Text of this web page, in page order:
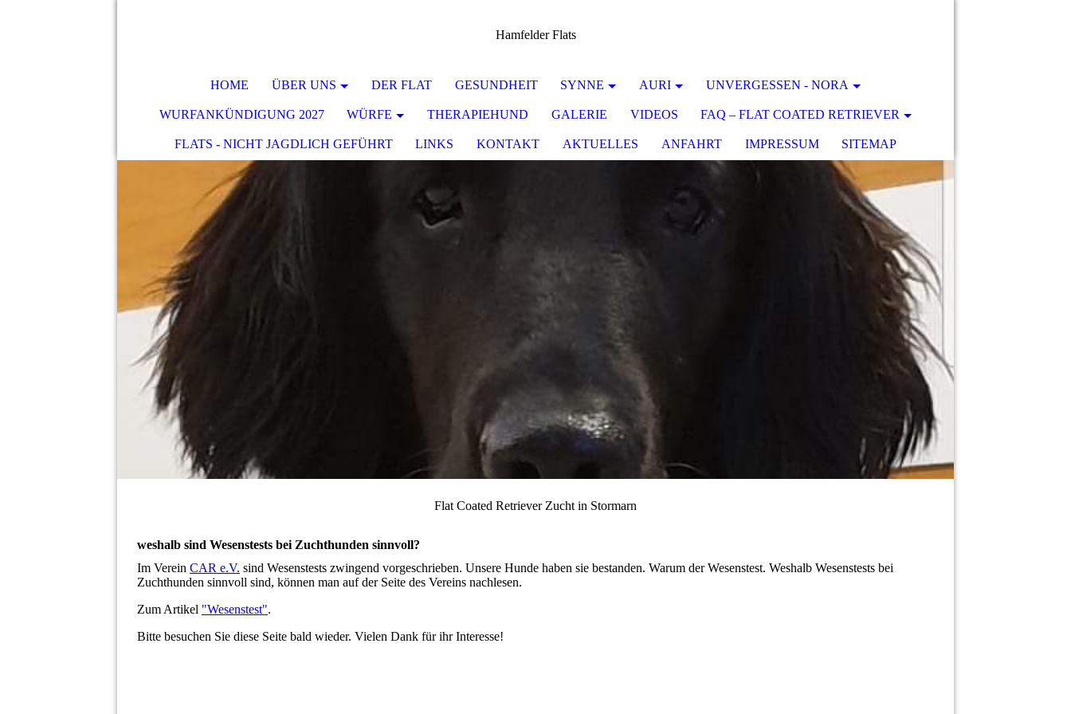
Hamfelder Flats
HOME ÜBER UNS DER FLAT GESUNDHEIT SYNNE AURI UNVERGESSEN - NORA
WURFANKÜNDIGUNG 2027 WÜRFE THERAPIEHUND GALERIE VIDEOS FAQ – FLAT COATED RETRIEVER
FLATS - NICHT JAGDLICH GEFÜHRT LINKS KONTAKT AKTUELLES ANFAHRT IMPRESSUM SITEMAP
Flat Coated Retriever Zucht in Stormarn
weshalb sind Wesenstests bei Zuchthunden sinnvoll?
Im Verein CAR e.V. sind Wesenstests zwingend vorgeschrieben. Unsere Hunde haben sie bestanden. Warum der Wesenstest. Weshalb Wesenstests bei
Zuchthunden sinnvoll sind, können man auf der Seite des Vereins nachlesen.
Zum Artikel "Wesenstest".
Bitte besuchen Sie diese Seite bald wieder. Vielen Dank für ihr Interesse!